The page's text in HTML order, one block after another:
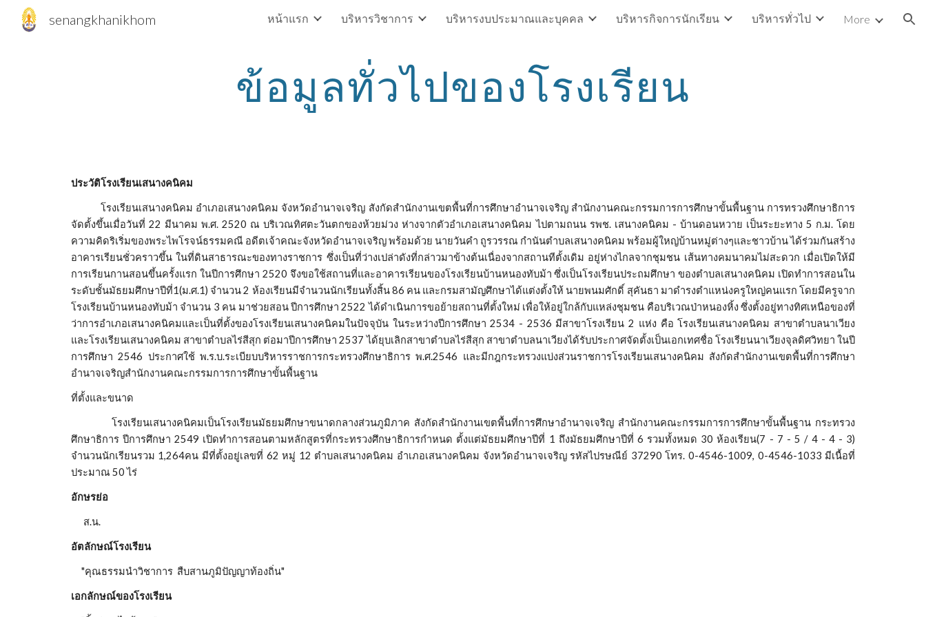
Skip to main content Skip to navigation
senangkhanikhom หน้าแรก บริหารวิชาการ บริหารงบประมาณและบุคคล บริหารกิจการนักเรียน บริหารทั่วไป More
ข้อมูลทั่วไปของโรงเรียน
ประวัติโรงเรียนเสนางคนิคม
โรงเรียนเสนางคนิคม อำเภอเสนางคนิคม จังหวัดอำนาจเจริญ สังกัดสำนักงานเขตพื้นที่การศึกษาอำนาจเจริญ สำนักงานคณะกรรมการการศึกษาขั้นพื้นฐาน การทรวงศึกษาธิการ
จัดตั้งขึ้นเมื่อวันที่ 22 มีนาคม พ.ศ. 2520 ณ บริเวณทิศตะวันตกของห้วยม่วง ห่างจากตัวอำเภอเสนางคนิคม ไปตามถนน รพช. เสนางคนิคม - บ้านดอนหวาย เป็นระยะทาง 5 ก.ม. โดย
ความคิดริเริ่มของพระไพโรจน์ธรรมคณี อดีตเจ้าคณะจังหวัดอำนาจเจริญ พร้อมด้วย นายวันคำ ถูรวรรณ กำนันตำบลเสนางคนิคม พร้อมผู้ใหญ่บ้านหมู่ต่างๆและชาวบ้าน ได้ร่วมกันสร้าง
อาคารเรียนชั่วคราวขึ้น ในที่ดินสาธารณะของทางราชการ ซึ่งเป็นที่ว่างเปล่าดังที่กล่าวมาข้างต้นเนื่องจากสถานทีตั้งเดิม อยู่ห่างไกลจากชุมชน เส้นทางคมนาคมไม่สะดวก เมื่อเปิดให้มี
การเรียนกานสอนขึ้นครั้งแรก ในปีการศึกษา 2520 จึงขอใช้สถานที่และอาคารเรียนของโรงเรียนบ้านหนองทับม้า ซึ่งเป็นโรงเรียนประถมศึกษา ของตำบลเสนางคนิคม เปิดทำการสอนใน
ระดับชั้นมัธยมศึกษาปีที่1(ม.ศ.1) จำนวน 2 ห้องเรียนมีจำนวนนักเรียนทั้งสิ้น 86 คน และกรมสามัญศึกษาได้แต่งตั้งให้ นายพนมศักดิ์ สุคันธา มาดำรงตำแหน่งครูใหญ่คนแรก โดยมีครูจาก
โรงเรียนบ้านหนองทับม้า จำนวน 3 คน มาช่วยสอน ปีการศึกษา 2522 ได้ดำเนินการขอย้ายสถานที่ตั้งใหม่ เพื่อให้อยู่ใกล้กับแหล่งชุมชน คือบริเวณป่าหนองหิ้ง ซึ่งตั้งอยู่ทางทิศเหนือของที่
ว่าการอำเภอเสนางคนิคมและเป็นที่ตั้งของโรงเรียนเสนางคนิคมในปัจจุบัน ในระหว่างปีการศึกษา 2534 - 2536 มีสาขาโรงเรียน 2 แห่ง คือ โรงเรียนเสนางคนิคม สาขาตำบลนาเวียง
และโรงเรียนเสนางคนิคม สาขาตำบลไร่สีสุก ต่อมาปีการศึกษา 2537 ได้ยุบเลิกสาขาตำบลไร่สีสุก สาขาตำบลนาเวียงได้รับประกาศจัดตั้งเป็นเอกเทศชื่อ โรงเรียนนาเวียงจุลดิศวิทยา ในปี
การศึกษา 2546 ประกาศใช้ พ.ร.บ.ระเบียบบริหารราชการกระทรวงศึกษาธิการ พ.ศ.2546 และมีกฎกระทรวงแบ่งส่วนราชการโรงเรียนเสนางคนิคม สังกัดสำนักงานเขตพื้นที่การศึกษา
อำนาจเจริญสำนักงานคณะกรรมการการศึกษาขั้นพื้นฐาน
ที่ตั้งและขนาด
โรงเรียนเสนางคนิคมเป็นโรงเรียนมัธยมศึกษาขนาดกลางส่วนภูมิภาค สังกัดสำนักงานเขตพื้นที่การศึกษาอำนาจเจริญ สำนักงานคณะกรรมการการศึกษาขั้นพื้นฐาน กระทรวง
ศึกษาธิการ ปีการศึกษา 2549 เปิดทำการสอนตามหลักสูตรที่กระทรวงศึกษาธิการกำหนด ตั้งแต่มัธยมศึกษาปีที่ 1 ถึงมัธยมศึกษาปีที่ 6 รวมทั้งหมด 30 ห้องเรียน(7 - 7 - 5 / 4 - 4 - 3)
จำนวนนักเรียนรวม 1,264คน มีที่ตั้งอยู่เลขที่ 62 หมู่ 12 ตำบลเสนางคนิคม อำเภอเสนางคนิคม จังหวัดอำนาจเจริญ รหัสไปรษณีย์ 37290 โทร. 0-4546-1009, 0-4546-1033 มีเนื้อที่
ประมาณ 50 ไร่
อักษรย่อ
ส.น.
อัตลักษณ์โรงเรียน
"คุณธรรมนำวิชาการ สืบสานภูมิปัญญาท้องถิ่น"
เอกลักษณ์ของโรงเรียน